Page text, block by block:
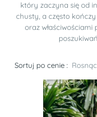
który zaczyna się od
chusty, a często
oraz właściwościami
Sortuj po cenie :